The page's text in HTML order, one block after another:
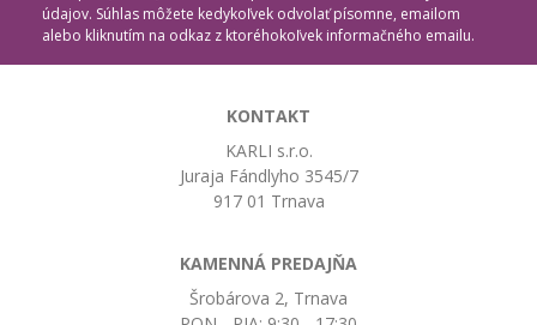
údajov. Súhlas môžete kedykoľvek odvolať písomne, emailom
alebo kliknutím na odkaz z ktoréhokoľvek informačného emailu.
KONTAKT
KARLI s.r.o.
Juraja Fándlyho 3545/7
917 01 Trnava
KAMENNÁ PREDAJŇA
Šrobárova 2, Trnava